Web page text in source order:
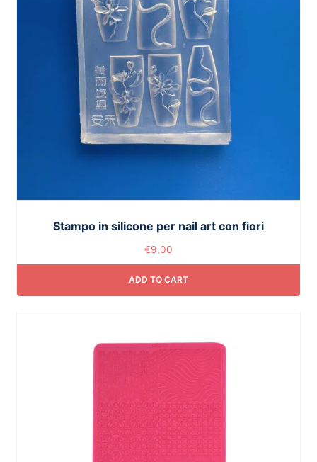
Stampo in silicone per nail art con fiori
€9,00
ADD TO CART